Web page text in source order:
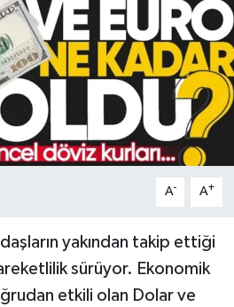
A- A+
yakından takip ettiği
sürüyor. Ekonomik
etkili olan Dolar ve